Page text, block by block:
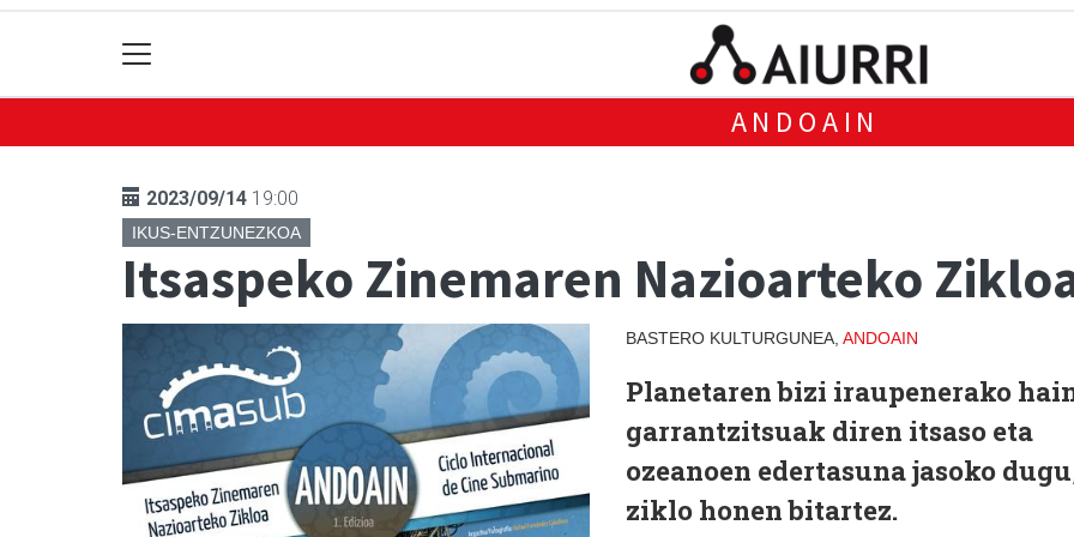
ANDOAIN
2023/09/14 19:00
IKUS-ENTZUNEZKOA
Itsaspeko Zinemaren Nazioarteko
BASTERO KULTURGUNEA, ANDOAIN
Planetaren bizi iraupenerako
garrantzitsuak diren itsaso eta
ozeanoen edertasuna jasoko
ziklo honen bitartez.